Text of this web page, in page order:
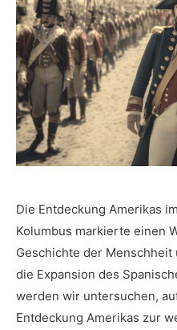
Die Entdeckung⁤ Amerikas
Kolumbus markierte​ einen
Geschichte der
die Expansion des‌
werden wir untersuchen,​
Entdeckung Amerikas zur